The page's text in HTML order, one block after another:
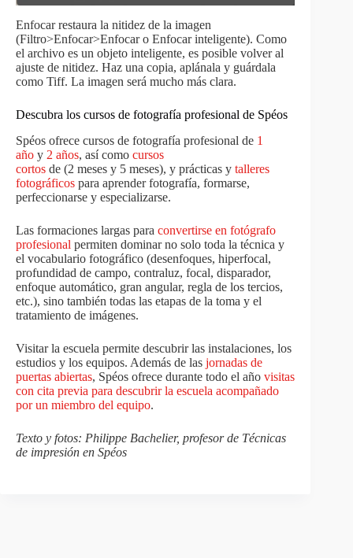
Enfocar restaura la nitidez de la imagen
(Filtro>Enfocar>Enfocar o Enfocar inteligente). Como
el archivo es un objeto inteligente, es posible volver al
ajuste de nitidez. Haz una copia, aplánala y guárdala
como Tiff. La imagen será mucho más clara.
Descubra los cursos de fotografía profesional de Spéos
Spéos ofrece cursos de fotografía profesional de 1
año y 2 años, así como cursos
cortos de (2 meses y 5 meses), y prácticas y talleres
fotográficos para aprender fotografía, formarse,
perfeccionarse y especializarse.
Las formaciones largas para convertirse en fotógrafo
profesional permiten dominar no solo toda la técnica y
el vocabulario fotográfico (desenfoques, hiperfocal,
profundidad de campo, contraluz, focal, disparador,
enfoque automático, gran angular, regla de los tercios,
etc.), sino también todas las etapas de la toma y el
tratamiento de imágenes.
Visitar la escuela permite descubrir las instalaciones, los
estudios y los equipos. Además de las jornadas de
puertas abiertas, Spéos ofrece durante todo el año visitas
con cita previa para descubrir la escuela acompañado
por un miembro del equipo.
Texto y fotos: Philippe Bachelier, profesor de Técnicas
de impresión en Spéos